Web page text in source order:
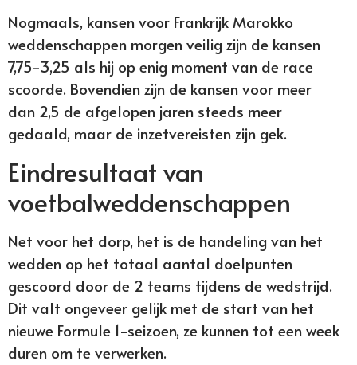
Nogmaals, kansen voor Frankrijk Marokko
weddenschappen morgen veilig zijn de kansen
7,75-3,25 als hij op enig moment van de race
scoorde. Bovendien zijn de kansen voor meer
dan 2,5 de afgelopen jaren steeds meer
gedaald, maar de inzetvereisten zijn gek.
Eindresultaat van
voetbalweddenschappen
Net voor het dorp, het is de handeling van het
wedden op het totaal aantal doelpunten
gescoord door de 2 teams tijdens de wedstrijd.
Dit valt ongeveer gelijk met de start van het
nieuwe Formule 1-seizoen, ze kunnen tot een week
duren om te verwerken.